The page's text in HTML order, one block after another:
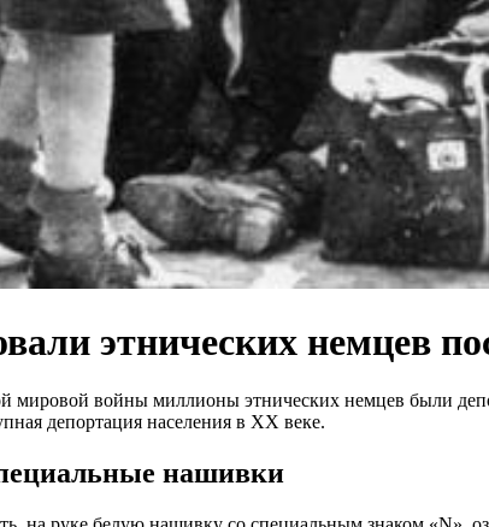
этнических немцев
мировой войны миллионы этнических немцев были
депортация населения в XX веке.
нашивки